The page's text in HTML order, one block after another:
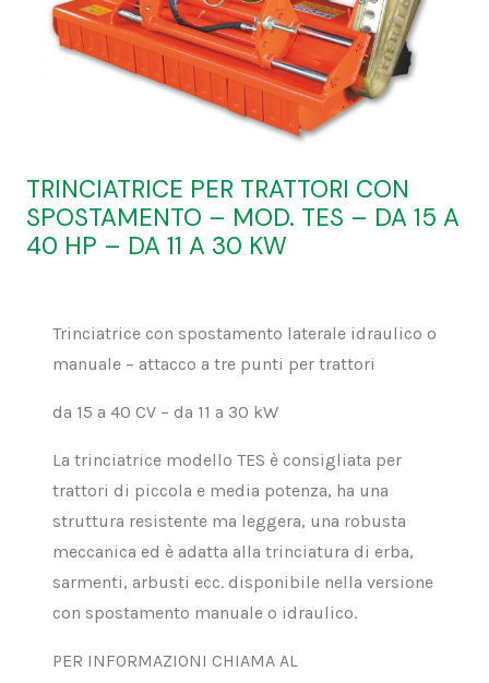
TRINCIATRICE PER TRATTORI CON
SPOSTAMENTO – MOD. TES – DA 15 A
40 HP – DA 11 A 30 KW
Trinciatrice con spostamento laterale idraulico o
manuale – attacco a tre punti per trattori
da 15 a 40 CV – da 11 a 30 kW
La trinciatrice modello TES è consigliata per
trattori di piccola e media potenza, ha una
struttura resistente ma leggera, una robusta
meccanica ed è adatta alla trinciatura di erba,
sarmenti, arbusti ecc. disponibile nella versione
con spostamento manuale o idraulico.
PER INFORMAZIONI CHIAMA AL